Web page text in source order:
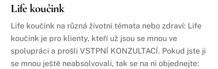
Life koučink
Life koučink na různá životní témata nebo zdraví: Life
koučink je pro klienty, kteří už jsou se mnou ve
spolupráci a prošli VSTPNÍ KONZULTACÍ. Pokud jste ji
se mnou ještě neabsolvovali, tak se na ni objednejte: